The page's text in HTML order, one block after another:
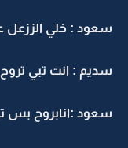
: خلي الززعل
: انت تبي تروح
:انابروح بس